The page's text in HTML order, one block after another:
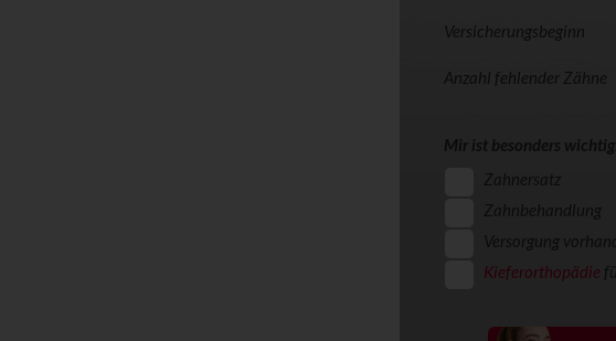
Versicherungsbeginn
Anzahl fehlender Zähne
Mir ist besonders
Zahnersatz
Zahnbehandlung
Versorgung
Kieferorthopädie